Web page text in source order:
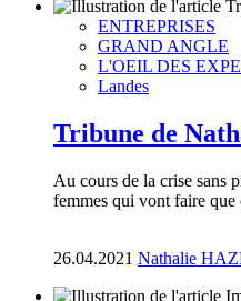
ENTREPRISES
GRAND ANGLE
L'OEIL DES
Landes
Tribune de
Au cours de la crise sans
femmes qui vont faire que
26.04.2021 Nathalie